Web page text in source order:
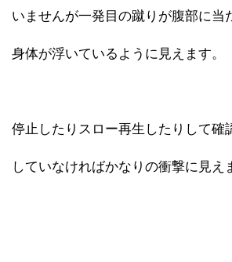
いませんが一発目の蹴りが腹部に当
身体が浮いているように見えます。
停止したりスロー再生したりして確
していなければかなりの衝撃に見え